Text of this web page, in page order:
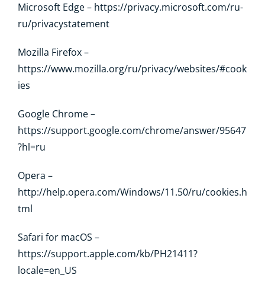
Microsoft Edge – https://privacy.microsoft.com/ru-
ru/privacystatement
Mozilla Firefox –
https://www.mozilla.org/ru/privacy/websites/#cook
ies
Google Chrome –
https://support.google.com/chrome/answer/95647
?hl=ru
Opera –
http://help.opera.com/Windows/11.50/ru/cookies.h
tml
Safari for macOS –
https://support.apple.com/kb/PH21411?
locale=en_US